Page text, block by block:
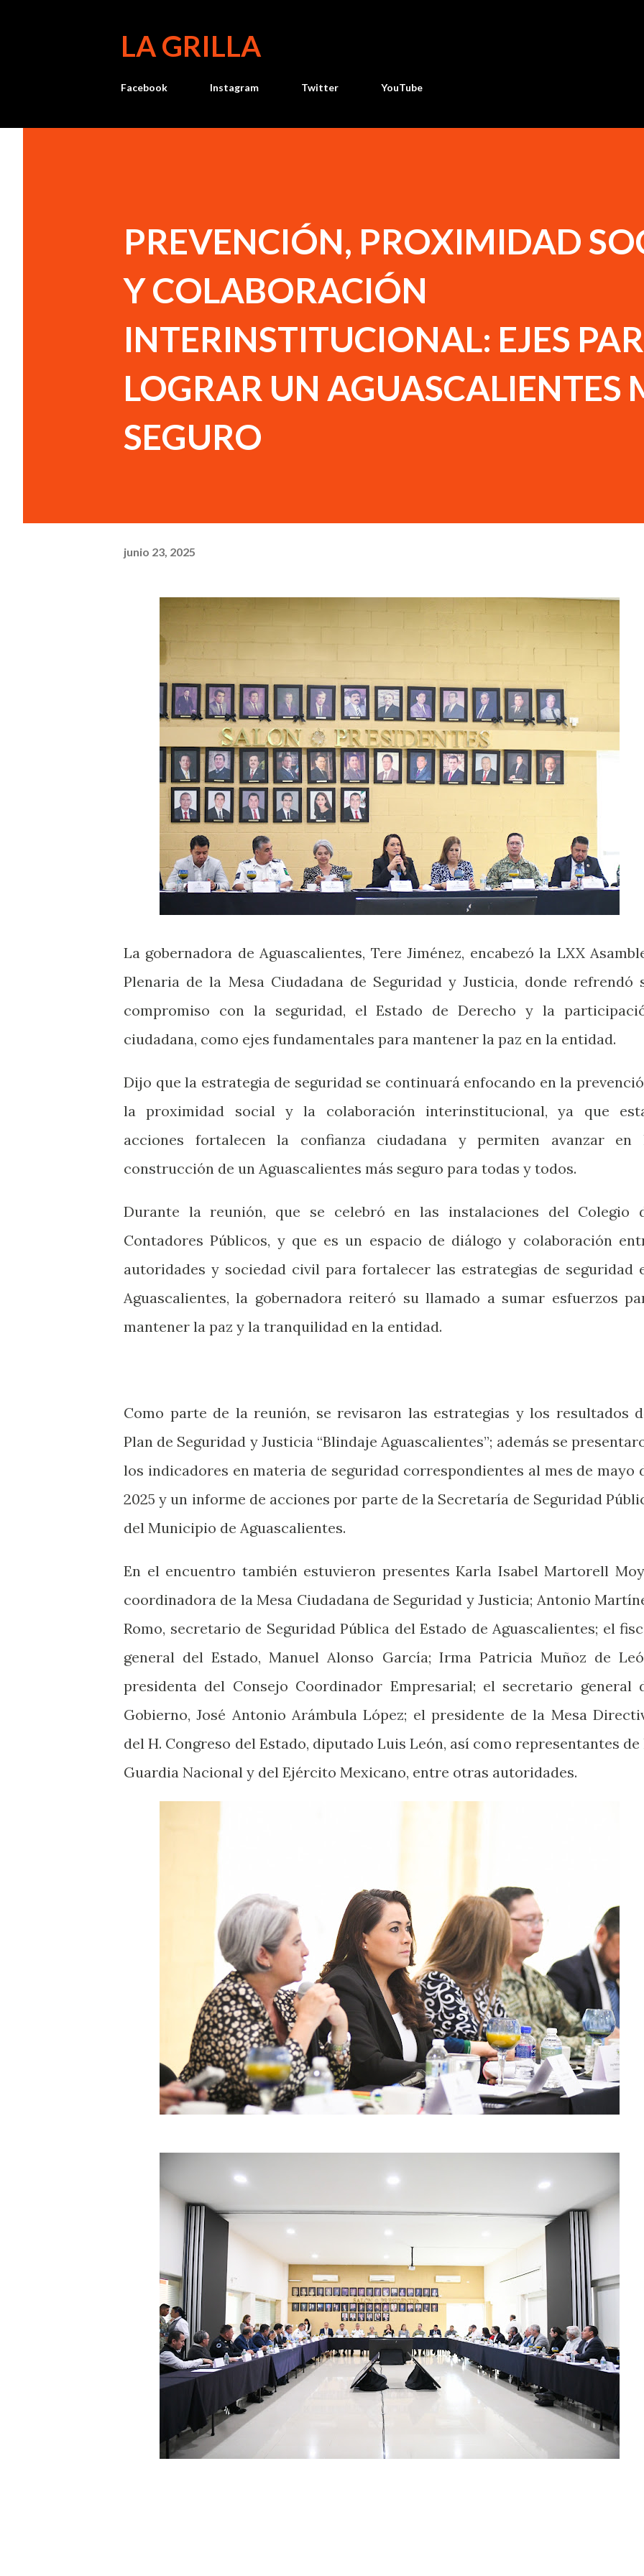
LA GRILLA
Facebook Instagram Twitter YouTube
PREVENCIÓN, PROXIMIDAD
Y COLABORACIÓN
INTERINSTITUCIONAL: EJES
LOGRAR UN AGUASCALIENTES
SEGURO
junio 23, 2025
La gobernadora de Aguascalientes, Tere Jiménez, encabezó la LXX
Plenaria de la Mesa Ciudadana de Seguridad y Justicia, donde refrendó
compromiso con la seguridad, el Estado de Derecho y la
ciudadana, como ejes fundamentales para mantener la paz en la entidad.
Dijo que la estrategia de seguridad se continuará enfocando en la
la proximidad social y la colaboración interinstitucional, ya que
acciones fortalecen la confianza ciudadana y permiten avanzar en
construcción de un Aguascalientes más seguro para todas y todos.
Durante la reunión, que se celebró en las instalaciones del Colegio
Contadores Públicos, y que es un espacio de diálogo y colaboración
autoridades y sociedad civil para fortalecer las estrategias de seguridad
Aguascalientes, la gobernadora reiteró su llamado a sumar esfuerzos
mantener la paz y la tranquilidad en la entidad.
Como parte de la reunión, se revisaron las estrategias y los resultados
Plan de Seguridad y Justicia “Blindaje Aguascalientes”; además se
los indicadores en materia de seguridad correspondientes al mes de mayo
2025 y un informe de acciones por parte de la Secretaría de Seguridad
del Municipio de Aguascalientes.
En el encuentro también estuvieron presentes Karla Isabel Martorell
coordinadora de la Mesa Ciudadana de Seguridad y Justicia; Antonio
Romo, secretario de Seguridad Pública del Estado de Aguascalientes; el
general del Estado, Manuel Alonso García; Irma Patricia Muñoz de
presidenta del Consejo Coordinador Empresarial; el secretario general
Gobierno, José Antonio Arámbula López; el presidente de la Mesa
del H. Congreso del Estado, diputado Luis León, así como representantes de
Guardia Nacional y del Ejército Mexicano, entre otras autoridades.